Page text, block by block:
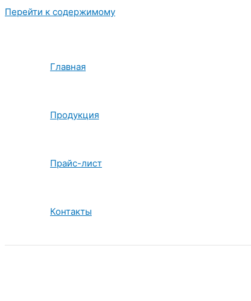
Перейти к содержимому
Главная
Продукция
Прайс-лист
Контакты